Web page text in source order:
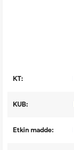
KT:
KUB:
Etkin madde: